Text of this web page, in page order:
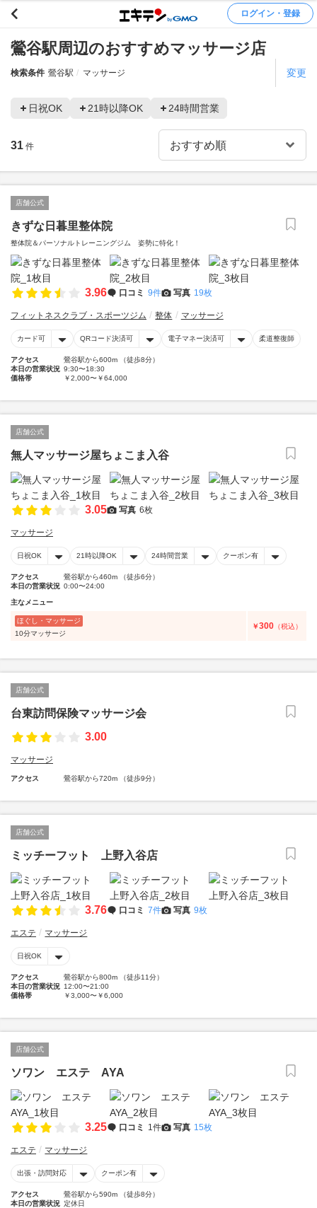
ログイン・登録
鶯谷駅周辺のおすすめマッサージ店
検索条件 鶯谷駅 マッサージ 変更
日祝OK 21時以降OK 24時間営業
31 件
店舗公式
きずな日暮里整体院
整体院＆パーソナルトレーニングジム 姿勢に特化！
3.96 口コミ 9件 写真 19枚
フィットネスクラブ・スポーツジム 整体 マッサージ
カード可 QRコード決済可 電子マネー決済可 柔道整復師
アクセス
鶯谷駅から600m （徒歩8分）
本日の営業状況 9:30〜18:30
価格帯
￥2,000〜￥64,000
店舗公式
無人マッサージ屋ちょこま入谷
3.05 写真 6枚
マッサージ
日祝OK 21時以降OK 24時間営業 クーポン有
アクセス
鶯谷駅から460m （徒歩6分）
本日の営業状況 0:00〜24:00
主なメニュー
ほぐし・マッサージ
10分マッサージ
￥300 （税込）
店舗公式
台東訪問保険マッサージ会
3.00
マッサージ
アクセス 鶯谷駅から720m （徒歩9分）
店舗公式
ミッチーフット 上野入谷店
3.76 口コミ 7件 写真 9枚
エステ マッサージ
日祝OK
アクセス
鶯谷駅から800m （徒歩11分）
本日の営業状況 12:00〜21:00
価格帯
￥3,000〜￥6,000
店舗公式
ソワン エステ AYA
3.25 口コミ 1件 写真 15枚
エステ マッサージ
出張・訪問対応 クーポン有
アクセス
鶯谷駅から590m （徒歩8分）
本日の営業状況 定休日